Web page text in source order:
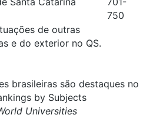
750
de outras
e do exterior no QS.
brasileiras são destaques no
by Subjects
Universities